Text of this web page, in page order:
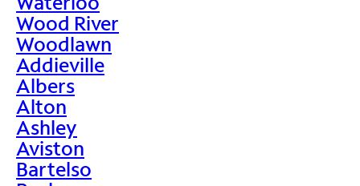
Wood River
Woodlawn
Addieville
Albers
Alton
Ashley
Aviston
Bartelso